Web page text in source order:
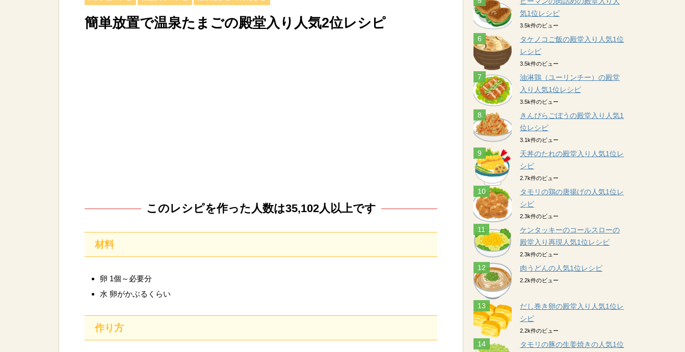
簡単放置で温泉たまごの殿堂入り人気2位レシピ
このレシピを作った人数は35,102人以上です
材料
卵 1個～必要分
水 卵がかぶるくらい
作り方
気1位レシピ
3.5k件のビュー
タケノコご飯の殿堂入り人気1位
レシピ
3.5k件のビュー
油淋鶏（ユーリンチー）の殿堂
入り人気1位レシピ
3.5k件のビュー
きんぴらごぼうの殿堂入り人気1
位レシピ
3.1k件のビュー
天丼のたれの殿堂入り人気1位レ
シピ
2.7k件のビュー
タモリの鶏の唐揚げの人気1位レ
シピ
2.3k件のビュー
ケンタッキーのコールスローの
殿堂入り再現人気1位レシピ
2.3k件のビュー
肉うどんの人気1位レシピ
2.2k件のビュー
だし巻き卵の殿堂入り人気1位レ
シピ
2.2k件のビュー
タモリの豚の生姜焼きの人気1位